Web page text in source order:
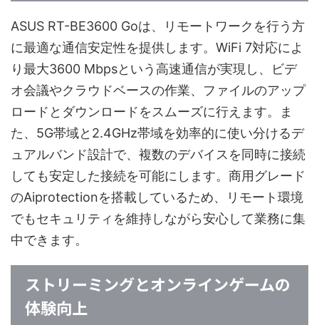
ASUS RT-BE3600 Goは、リモートワークを行う方
に最適な通信安定性を提供します。WiFi 7対応によ
り最大3600 Mbpsという高速通信が実現し、ビデ
オ会議やクラウドベースの作業、ファイルのアップ
ロードとダウンロードをスムーズに行えます。ま
た、5G帯域と2.4GHz帯域を効率的に使い分けるデ
ュアルバンド設計で、複数のデバイスを同時に接続
しても安定した接続を可能にします。商用グレード
のAiprotectionを搭載しているため、リモート環境
でもセキュリティを維持しながら安心して業務に集
中できます。
ストリーミングとオンラインゲームの
体験向上